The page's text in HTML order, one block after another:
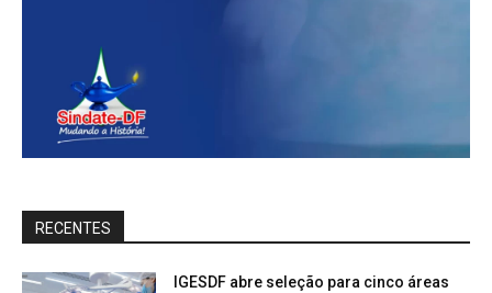
RECENTES
IGESDF abre seleção para cinco áreas